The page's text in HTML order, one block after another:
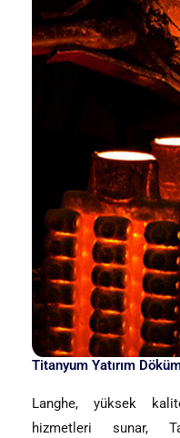
Titanyum Yatırım
Langhe, yüksek
hizmetleri sunar,